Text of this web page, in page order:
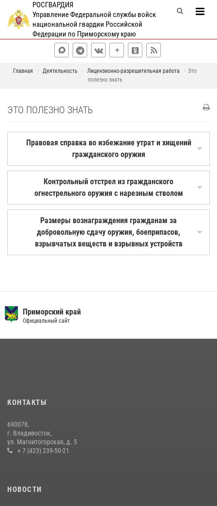
РОСГВАРДИЯ
Управление Федеральной службы войск
национальной гвардии Российской
Федерации по Приморскому краю
Главная Деятельность Лицензионно-разрешительная работа
Это
полезно знать
ЭТО ПОЛЕЗНО ЗНАТЬ
Правовая справка во избежание утрат и хищений
гражданского оружия
Контрольный отстрел из гражданского
огнестрельного оружия с нарезным стволом
Размеры вознаграждения гражданам за
добровольную сдачу оружия, боеприпасов,
взрывчатых веществ и взрывных устройств
Приморский край
Официальный сайт
КОНТАКТЫ
690078,
г. Владивосток,
ул. Магнитогорская, д. 5
+ 7 (423) 239-50-21
НОВОСТИ